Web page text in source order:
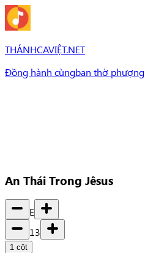
THÁNHCAVIỆT.NET
Đồng hành cùngban thờ phượng
An Thái Trong Jêsus
E
13
1 cột